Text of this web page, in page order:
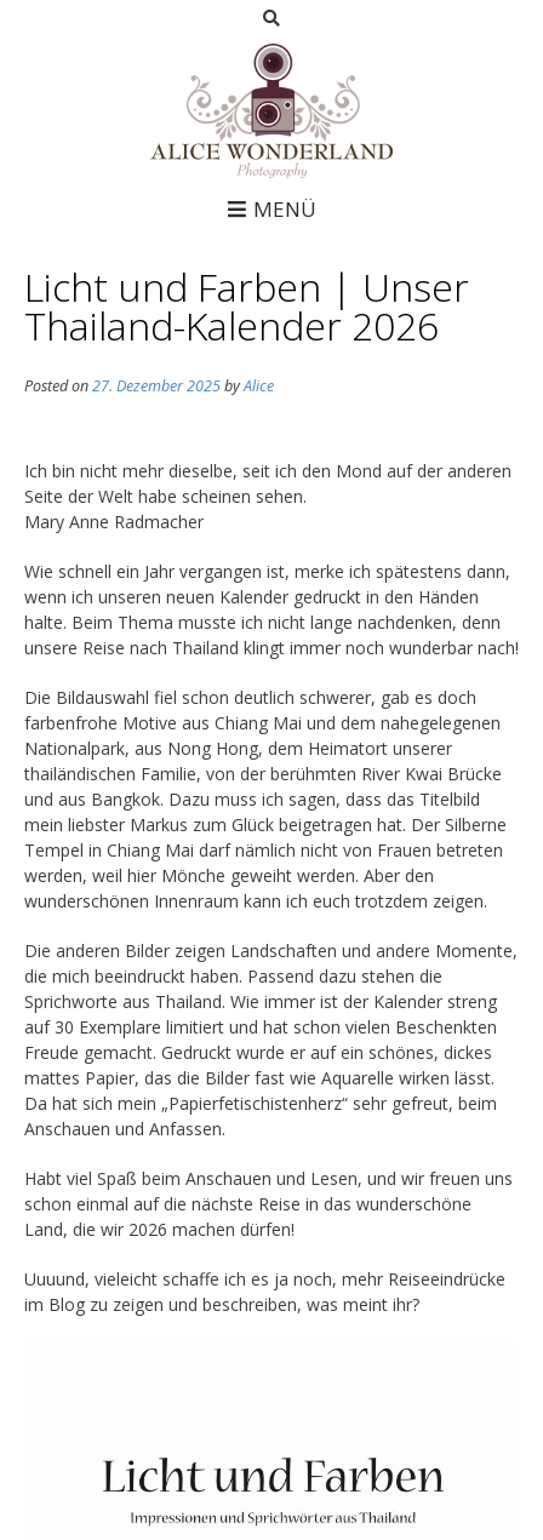
MENÜ
Licht und Farben | Unser
Thailand-Kalender 2026
Posted on27. Dezember 2025byAlice
Ich bin nicht mehr dieselbe, seit ich den Mond auf der anderen
Seite der Welt habe scheinen sehen.
Mary Anne Radmacher
Wie schnell ein Jahr vergangen ist, merke ich spätestens dann,
wenn ich unseren neuen Kalender gedruckt in den Händen
halte. Beim Thema musste ich nicht lange nachdenken, denn
unsere Reise nach Thailand klingt immer noch wunderbar nach!
Die Bildauswahl fiel schon deutlich schwerer, gab es doch
farbenfrohe Motive aus Chiang Mai und dem nahegelegenen
Nationalpark, aus Nong Hong, dem Heimatort unserer
thailändischen Familie, von der berühmten River Kwai Brücke
und aus Bangkok. Dazu muss ich sagen, dass das Titelbild
mein liebster Markus zum Glück beigetragen hat. Der Silberne
Tempel in Chiang Mai darf nämlich nicht von Frauen betreten
werden, weil hier Mönche geweiht werden. Aber den
wunderschönen Innenraum kann ich euch trotzdem zeigen.
Die anderen Bilder zeigen Landschaften und andere Momente,
die mich beeindruckt haben. Passend dazu stehen die
Sprichworte aus Thailand. Wie immer ist der Kalender streng
auf 30 Exemplare limitiert und hat schon vielen Beschenkten
Freude gemacht. Gedruckt wurde er auf ein schönes, dickes
mattes Papier, das die Bilder fast wie Aquarelle wirken lässt.
Da hat sich mein „Papierfetischistenherz“ sehr gefreut, beim
Anschauen und Anfassen.
Habt viel Spaß beim Anschauen und Lesen, und wir freuen uns
schon einmal auf die nächste Reise in das wunderschöne
Land, die wir 2026 machen dürfen!
Uuuund, vieleicht schaffe ich es ja noch, mehr Reiseeindrücke
im Blog zu zeigen und beschreiben, was meint ihr?